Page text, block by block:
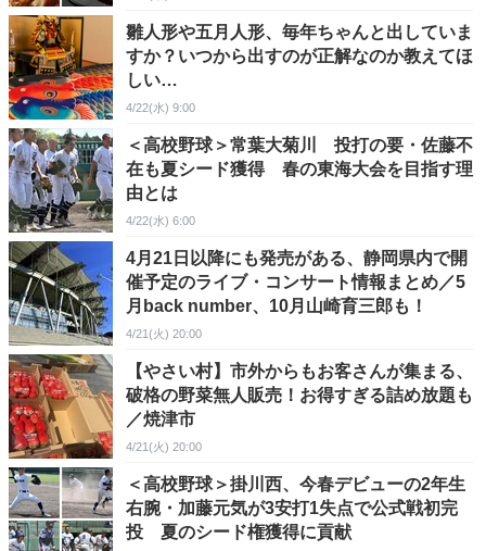
雛人形や五月人形、毎年ちゃんと出していま
すか？いつから出すのが正解なのか教えてほ
しい…
4/22(水) 9:00
＜高校野球＞常葉大菊川 投打の要・佐藤不
在も夏シード獲得 春の東海大会を目指す理
由とは
4/22(水) 6:00
4月21日以降にも発売がある、静岡県内で開
催予定のライブ・コンサート情報まとめ／5
月back number、10月山崎育三郎も！
4/21(火) 20:00
【やさい村】市外からもお客さんが集まる、
破格の野菜無人販売！お得すぎる詰め放題も
／焼津市
4/21(火) 20:00
＜高校野球＞掛川西、今春デビューの2年生
右腕・加藤元気が3安打1失点で公式戦初完
投 夏のシード権獲得に貢献